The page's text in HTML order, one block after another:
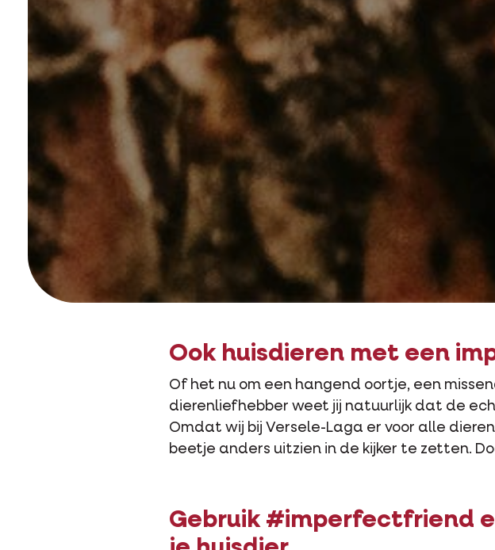
Ook huisdieren met een
Of het nu om een hangend oortje, een
dierenliefhebber weet jij natuurlijk dat de
Omdat wij bij Versele-Laga er voor alle
beetje anders uitzien in de kijker te zetten.
Gebruik #imperfectfriend